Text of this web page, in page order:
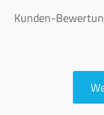
Kunden-